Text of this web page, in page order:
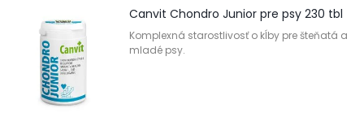
Canvit Chondro Junior pre psy 230 tbl
Komplexná starostlivosť o kĺby pre šteňatá a
mladé psy.